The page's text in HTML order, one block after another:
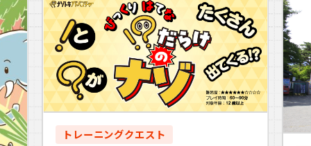
トレーニングクエスト